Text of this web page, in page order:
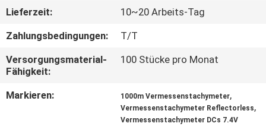
TRETEN
SIE
MIT
UNS
IN
Lieferzeit:
10~20 Arbeits-Tag
Zahlungsbedingungen:
T/T
Versorgungsmaterial-
Fähigkeit:
100 Stücke pro Monat
Markieren: 1000m Vermessenstachymeter,
Vermessenstachymeter Reflectorless,
Vermessenstachymeter DCs 7.4V